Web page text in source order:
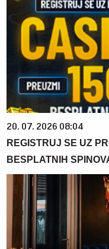
20. 07. 2026 08:04
REGISTRUJ SE UZ
BESPLATNIH